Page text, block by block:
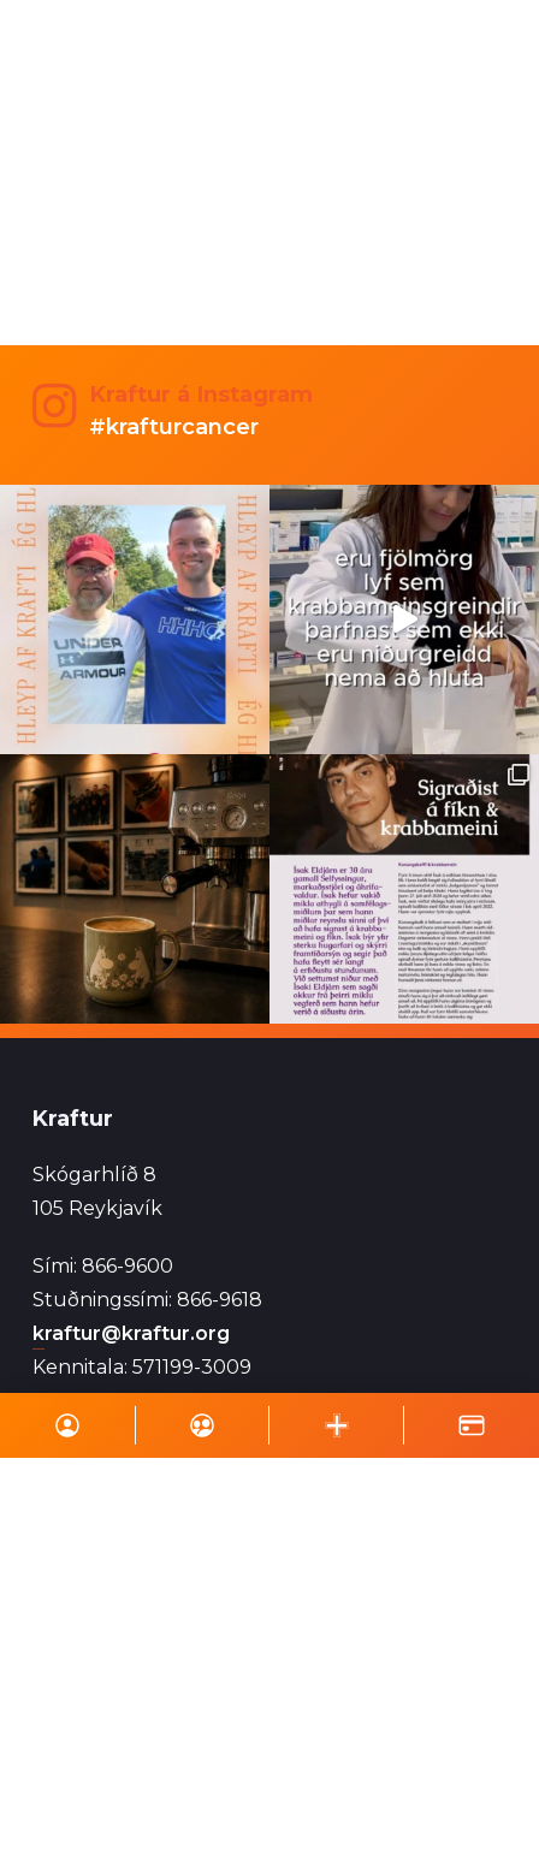
Kraftur á Instagram
#krafturcancer
Kraftur
Skógarhlíð 8
105 Reykjavík
Sími: 866-9600
Stuðningssími: 866-9618
kraftur@kraftur.org
Kennitala: 571199-3009
Bnr: 327-26-112233
VSK: 102941